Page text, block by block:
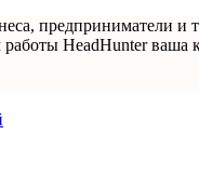
предприниматели и
работы HeadHunter ваша